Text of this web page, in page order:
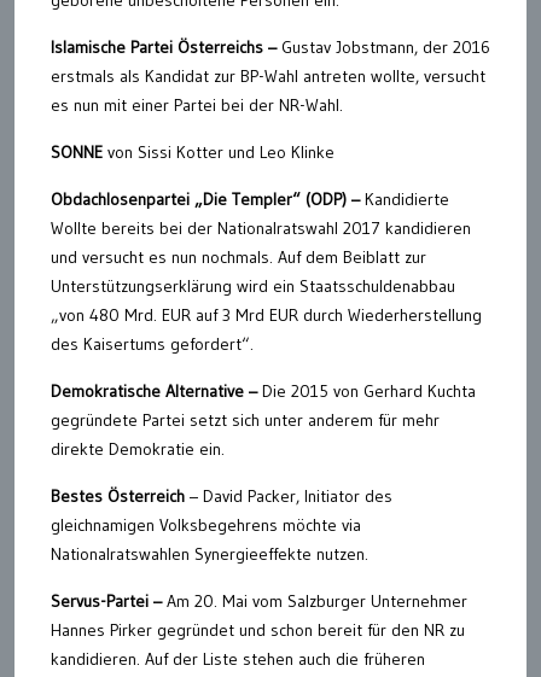
Islamische Partei Österreichs – Gustav Jobstmann, der 2016
erstmals als Kandidat zur BP-Wahl antreten wollte, versucht
es nun mit einer Partei bei der NR-Wahl.
SONNE von Sissi Kotter und Leo Klinke
Obdachlosenpartei „Die Templer“ (ODP) –Kandidierte
Wollte bereits bei der Nationalratswahl 2017 kandidieren
und versucht es nun nochmals. Auf dem Beiblatt zur
Unterstützungserklärung wird ein Staatsschuldenabbau
„von 480 Mrd. EUR auf 3 Mrd EUR durch Wiederherstellung
des Kaisertums gefordert“.
Demokratische Alternative –Die 2015 von Gerhard Kuchta
gegründete Partei setzt sich unter anderem für mehr
direkte Demokratie ein.
Bestes Österreich – David Packer, Initiator des
gleichnamigen Volksbegehrens möchte via
Nationalratswahlen Synergieeffekte nutzen.
Servus-Partei –Am 20. Mai vom Salzburger Unternehmer
Hannes Pirker gegründet und schon bereit für den NR zu
kandidieren. Auf der Liste stehen auch die früheren